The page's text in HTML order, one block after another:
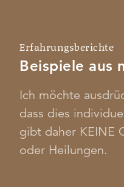
Erfahrungsberichte
Beispiele aus
Ich möchte
dass dies
gibt daher KEINE
oder Heilungen.